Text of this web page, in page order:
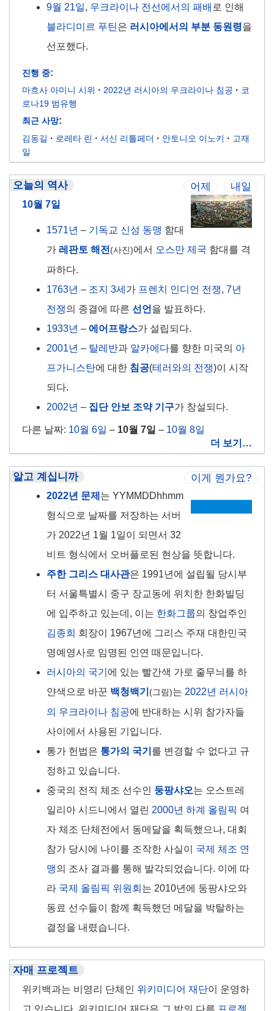
9월 21일, 우크라이나 전선에서의 패배 로 인해
블라디미르 푸틴은 러시아에서의 부분 동원령을
선포했다.
진행 중
마흐사 아미니 시위
2022년 러시아의 우크라이나 침공
코
로나19 범유행
최근 사망
김동길
로레타 린 서신 리틀페더 안토니오 이노키
고재
일
오늘의 역사 어제 내일
10월 7일
1571년 – 기독교 신성 동맹 함대
가 레판토 해전 (사진)에서 오스만 제국 함대를 격
파하다.
1763년 – 조지 3세 가 프렌치 인디언 전쟁, 7년
전쟁의 종결에 따른 선언 을 발표하다.
1933년 – 에어프랑스가 설립되다.
2001년 – 탈레반과 알카에다를 향한 미국의 아
프가니스탄에 대한 침공(테러와의 전쟁)이 시작
되다.
2002년 – 집단 안보 조약 기구가 창설되다.
다른 날짜: 10월 6일 – 10월 7일 – 10월 8일
더 보기…
알고 계십니까 이게 뭔가요?
2022년 문제 는 YYMMDDhhmm
형식으로 날짜를 저장하는 서버
가 2022년 1월 1일이 되면서 32
비트 형식에서 오버플로된 현상을 뜻합니다.
주한 그리스 대사관은 1991년에 설립될 당시부
터 서울특별시 중구 장교동에 위치한 한화빌딩
에 입주하고 있는데, 이는 한화그룹의 창업주인
김종희 회장이 1967년에 그리스 주재 대한민국
명예영사로 임명된 인연 때문입니다.
러시아의 국기 에 있는 빨간색 가로 줄무늬를 하
얀색으로 바꾼 백청백기 (그림)는 2022년 러시아
의 우크라이나 침공에 반대하는 시위 참가자들
사이에서 사용된 기입니다.
통가 헌법은 통가의 국기 를 변경할 수 없다고 규
정하고 있습니다.
중국의 전직 체조 선수인 둥팡샤오는 오스트레
일리아 시드니에서 열린 2000년 하계 올림픽 여
자 체조 단체전에서 동메달을 획득했으나, 대회
참가 당시에 나이를 조작한 사실이 국제 체조 연
맹의 조사 결과를 통해 발각되었습니다. 이에 따
라 국제 올림픽 위원회 는 2010년에 둥팡샤오와
동료 선수들이 함께 획득했던 메달을 박탈하는
결정을 내렸습니다.
자매 프로젝트
위키백과는 비영리 단체인 위키미디어 재단이 운영하
고 있습니다. 위키미디어 재단은 그 밖의 다른 프로젝